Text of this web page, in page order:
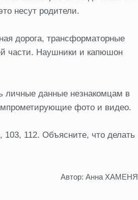
несут родители.
дорога, трансформаторные
части. Наушники и капюшон
личные данные незнакомцам в
фото и видео.
112. Объясните, что делать
Автор: Анна ХАМЕНЯ